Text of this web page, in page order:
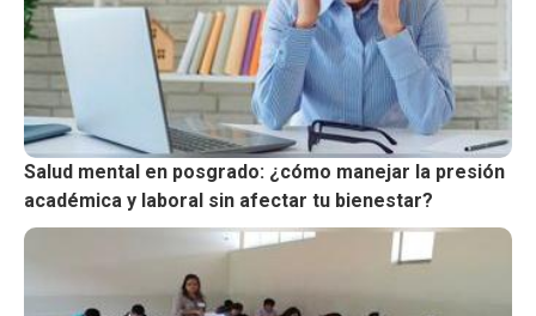
Salud mental en posgrado: ¿cómo manejar la presión
académica y laboral sin afectar tu bienestar?